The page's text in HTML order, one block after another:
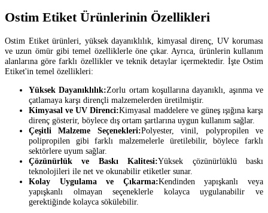
Ostim Etiket Ürünlerinin Özellikleri
Ostim Etiket ürünleri, yüksek dayanıklılık, kimyasal direnç, UV koruması
ve uzun ömür gibi temel özelliklerle öne çıkar. Ayrıca, ürünlerin kullanım
alanlarına göre farklı özellikler ve teknik detaylar içermektedir. İşte Ostim
Etiket'in temel özellikleri:
Yüksek Dayanıklılık:Zorlu ortam koşullarına dayanıklı, aşınma ve
çatlamaya karşı dirençli malzemelerden üretilmiştir.
Kimyasal ve UV Direnci:Kimyasal maddelere ve güneş ışığına karşı
direnç gösterir, böylece dış ortam şartlarına uygun kullanım sağlar.
Çeşitli Malzeme Seçenekleri:Polyester, vinil, polypropilen ve
polipropilen gibi farklı malzemelerle üretilebilir, böylece farklı
sektörlere uyum sağlar.
Çözünürlük ve Baskı Kalitesi:Yüksek çözünürlüklü baskı
teknolojileri ile net ve okunabilir etiketler sunar.
Kolay Uygulama ve Çıkarma:Kendinden yapışkanlı veya
yapışkanlı olmayan seçeneklerle kolayca uygulanabilir ve
gerektiğinde kolayca sökülebilir.